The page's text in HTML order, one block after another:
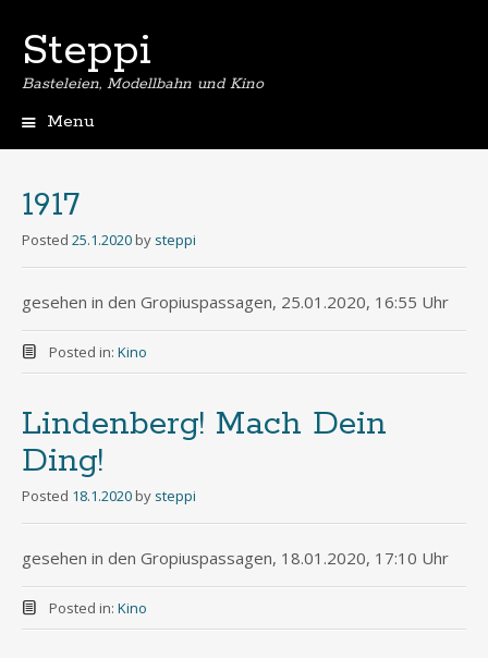
Steppi
Basteleien, Modellbahn und Kino
Menu
content
1917
Posted 25.1.2020 by steppi
gesehen in den Gropiuspassagen, 25.01.2020, 16:55 Uhr
Posted in: Kino
Lindenberg! Mach Dein
Ding!
Posted 18.1.2020 by steppi
gesehen in den Gropiuspassagen, 18.01.2020, 17:10 Uhr
Posted in: Kino